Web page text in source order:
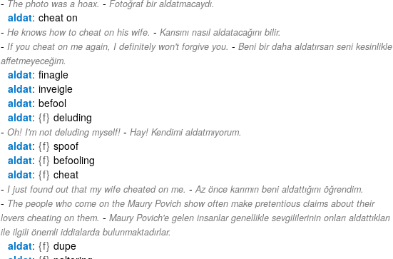
The photo was a hoax.
Fotoğraf bir aldatmacaydı.
aldat cheat on
He knows how to cheat on his wife. - Karısını nasıl aldatacağını bilir.
If you cheat on me again, I definitely won't forgive you. - Beni bir daha aldatırsan seni kesinlikle
affetmeyeceğim.
aldat finagle
aldat inveigle
aldat befool
aldat {f} deluding
Oh! I'm not deluding myself!- Hay! Kendimi aldatmıyorum.
aldat {f} spoof
aldat {f} befooling
aldat {f} cheat
I just found out that my wife cheated on me. - Az önce karımın beni aldattığını öğrendim.
The people who come on the Maury Povich show often make pretentious claims about their
lovers cheating on them. - Maury Povich'e gelen insanlar genellikle sevgililerinin onları aldattıkları
ile ilgili önemli iddialarda bulunmaktadırlar.
aldat {f} dupe